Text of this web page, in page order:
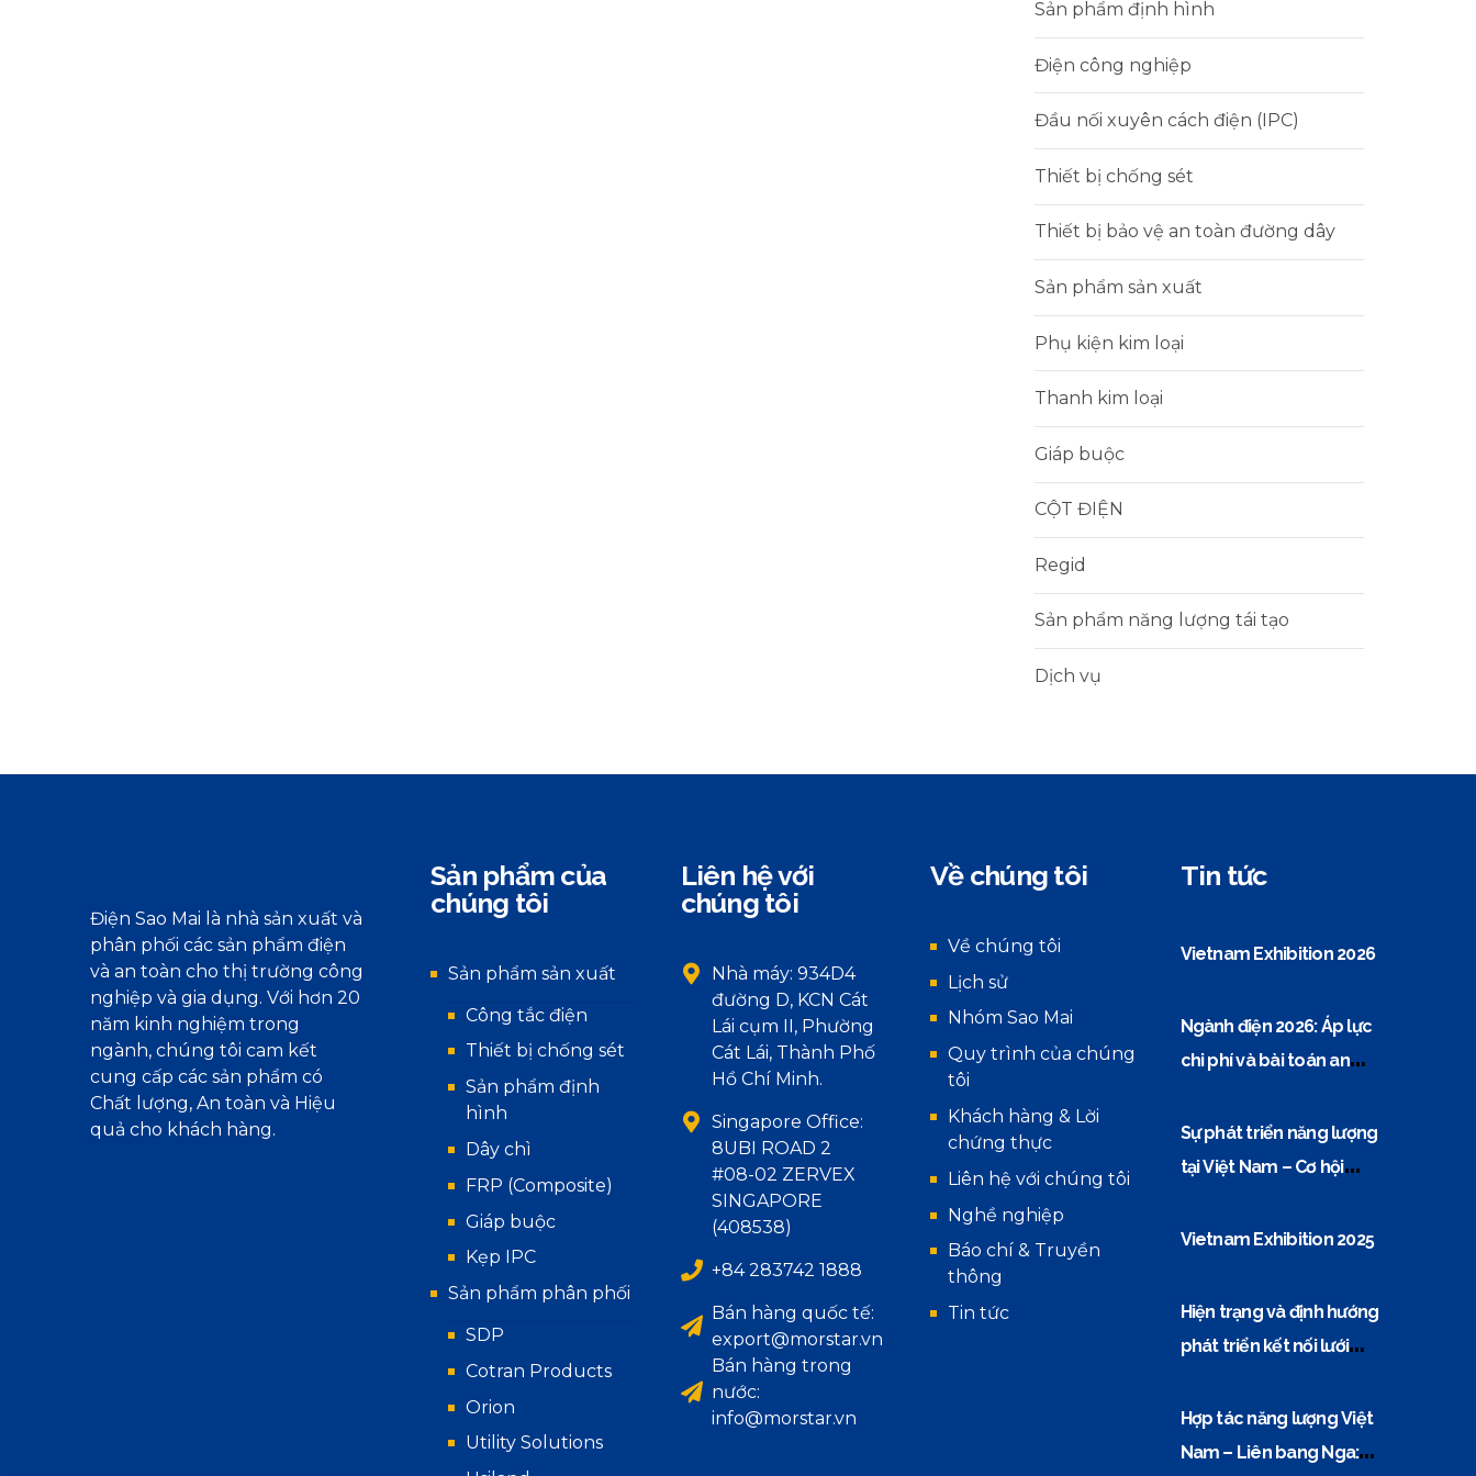
Sản phẩm định hình
Điện công nghiệp
Đầu nối xuyên cách điện (IPC)
Thiết bị chống sét
Thiết bị bảo vệ an toàn đường dây
Sản phẩm sản xuất
Phụ kiện kim loại
Thanh kim loại
Giáp buộc
CỘT ĐIỆN
Regid
Sản phẩm năng lượng tái tạo
Dịch vụ
Điện Sao Mai là nhà sản xuất và
phân phối các sản phẩm điện
và an toàn cho thị trường công
nghiệp và gia dụng. Với hơn 20
năm kinh nghiệm trong
ngành, chúng tôi cam kết
cung cấp các sản phẩm có
Chất lượng, An toàn và Hiệu
quả cho khách hàng.
Sản phẩm của
chúng tôi
Sản phẩm sản xuất
Công tắc điện
Thiết bị chống sét
Sản phẩm định
hình
Dây chì
FRP (Composite)
Giáp buộc
Kẹp IPC
Sản phẩm phân phối
SDP
Cotran Products
Orion
Utility Solutions
Liên hệ với
chúng tôi
Nhà máy: 934D4
đường D, KCN Cát
Lái cụm II, Phường
Cát Lái, Thành Phố
Hồ Chí Minh.
Singapore Office:
8UBI ROAD 2
#08-02 ZERVEX
SINGAPORE
(408538)
+84 283742 1888
Bán hàng quốc tế:
export@morstar.vn
Bán hàng trong
nước:
info@morstar.vn
Về chúng tôi
Về chúng tôi
Lịch sử
Nhóm Sao Mai
Quy trình của chúng
tôi
Khách hàng & Lời
chứng thực
Liên hệ với chúng tôi
Nghề nghiệp
Báo chí & Truyền
thông
Tin tức
Tin tức
Vietnam Exhibition 2026
Ngành điện 2026: Áp lực
chi phí và bài toán an
Sự phát triển năng lượng
tại Việt Nam – Cơ hội
nghiệp thiết bị điện
Vietnam Exhibition 2025
Hiện trạng và định hướng
phát triển kết nối lưới
Hợp tác năng lượng Việt
Nam – Liên bang Nga: